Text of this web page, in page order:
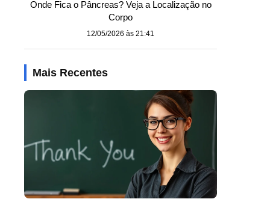
Onde Fica o Pâncreas? Veja a Localização no
Corpo
12/05/2026 às 21:41
Mais Recentes